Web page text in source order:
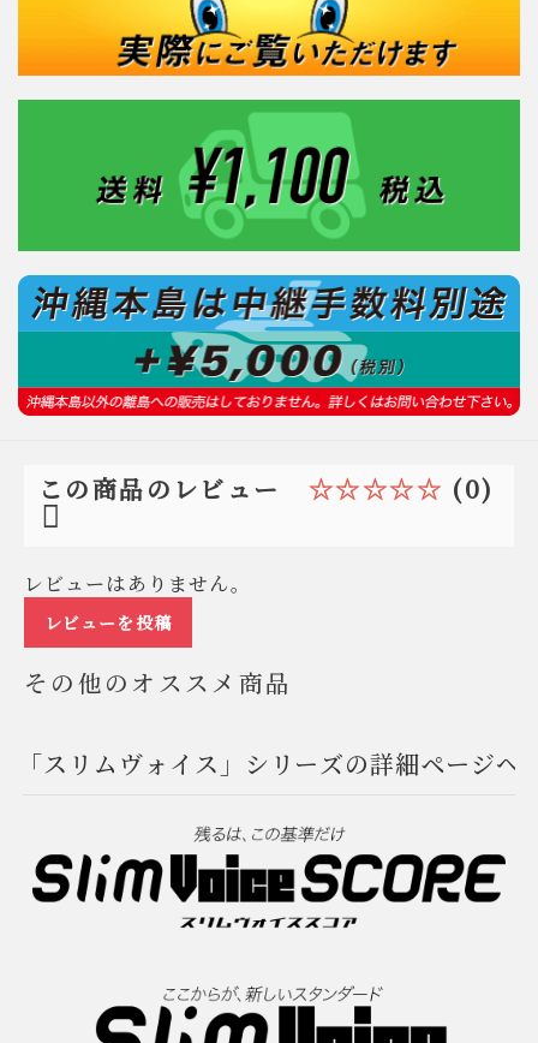
この商品のレビュー ☆☆☆☆☆ (0)
レビューはありません。
レビューを投稿
その他のオススメ商品
「スリムヴォイス」シリーズの詳細ページへ